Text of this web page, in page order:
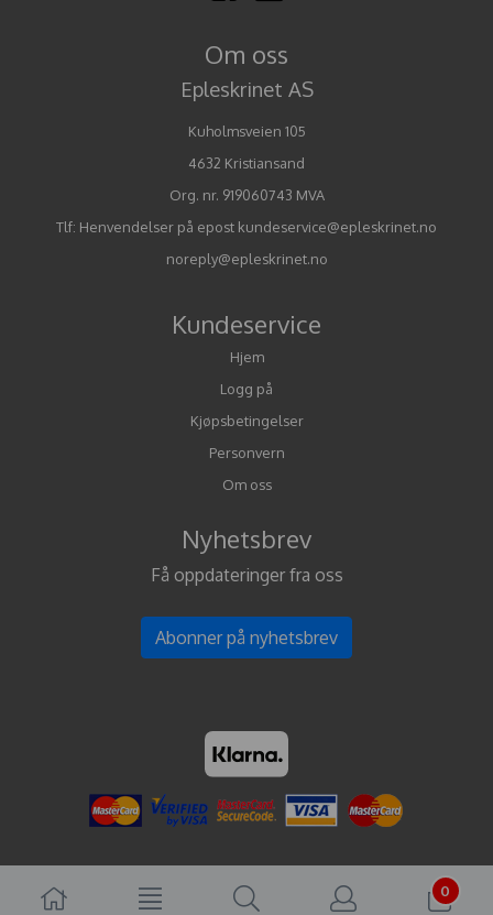
0
Om oss
Epleskrinet AS
Kuholmsveien 105
4632 Kristiansand
Org. nr. 919060743 MVA
Tlf: Henvendelser på epost kundeservice@epleskrinet.no
noreply@epleskrinet.no
Kundeservice
Hjem
Logg på
Kjøpsbetingelser
Personvern
Om oss
Nyhetsbrev
Få oppdateringer fra oss
Abonner på nyhetsbrev